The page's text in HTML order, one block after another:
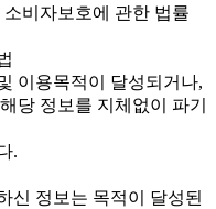
소비자보호에 관한 법률
이용목적이 달성되거나,
당 정보를 지체없이 파기
.
신 정보는 목적이 달성된